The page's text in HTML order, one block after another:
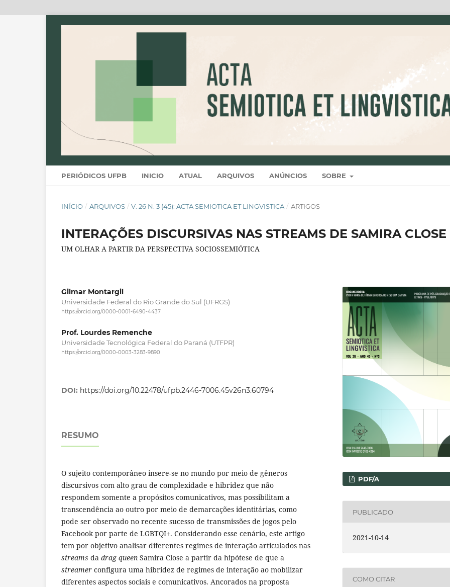
PERIÓDICOS UFPB INICIO ATUAL ARQUIVOS ANÚNCIOS SOBRE
INÍCIO / ARQUIVOS / V. 26 N. 3 (45): ACTA SEMIOTICA ET LINGVISTICA / ARTIGOS
INTERAÇÕES DISCURSIVAS NAS STREAMS DE SAMIRA CLOSE
UM OLHAR A PARTIR DA PERSPECTIVA SOCIOSSEMIÓTICA
Gilmar Montargil
Universidade Federal do Rio Grande do Sul (UFRGS)
https://orcid.org/0000-0001-6490-4437
Prof. Lourdes Remenche
Universidade Tecnológica Federal do Paraná (UTFPR)
https://orcid.org/0000-0003-3283-9890
DOI: https://doi.org/10.22478/ufpb.2446-7006.45v26n3.60794
RESUMO
O sujeito contemporâneo insere-se no mundo por meio de gêneros
discursivos com alto grau de complexidade e hibridez que não
respondem somente a propósitos comunicativos, mas possibilitam a
transcendência ao outro por meio de demarcações identitárias, como
pode ser observado no recente sucesso de transmissões de jogos pelo
Facebook por parte de LGBTQI+. Considerando esse cenário, este artigo
tem por objetivo analisar diferentes regimes de interação articulados nas
streams da drag queen Samira Close a partir da hipótese de que a
streamer configura uma hibridez de regimes de interação ao mobilizar
diferentes aspectos sociais e comunicativos. Ancorados na proposta
PDF/A
PUBLICADO
2021-10-14
COMO CITAR